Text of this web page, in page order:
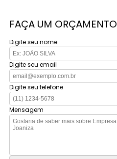
FAÇA UM ORÇAMENTO
Digite seu nome
Digite seu email
Digite seu telefone
Mensagem